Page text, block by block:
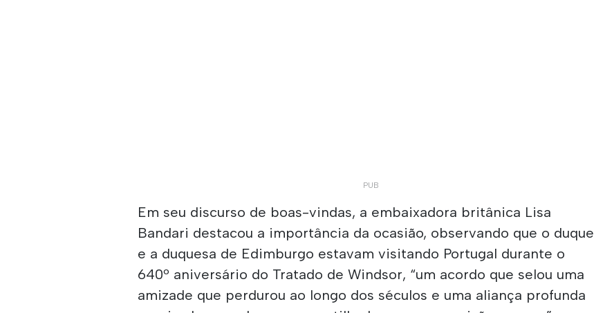
Em seu discurso de boas-vindas, a embaixadora britânica Lisa
Bandari destacou a importância da ocasião, observando que o duque
e a duquesa de Edimburgo estavam visitando Portugal durante o
640º aniversário do Tratado de Windsor, “um acordo que selou uma
amizade que perdurou ao longo dos séculos e uma aliança profunda